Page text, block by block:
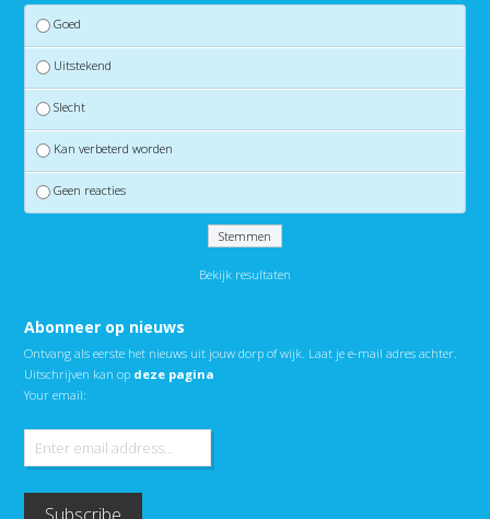
Goed
Uitstekend
Slecht
Kan verbeterd worden
Geen reacties
Bekijk resultaten
Abonneer op nieuws
Ontvang als eerste het nieuws uit jouw dorp of wijk. Laat je e-mail adres achter.
Uitschrijven kan op deze pagina
Your email: